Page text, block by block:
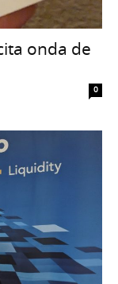
onda de
0